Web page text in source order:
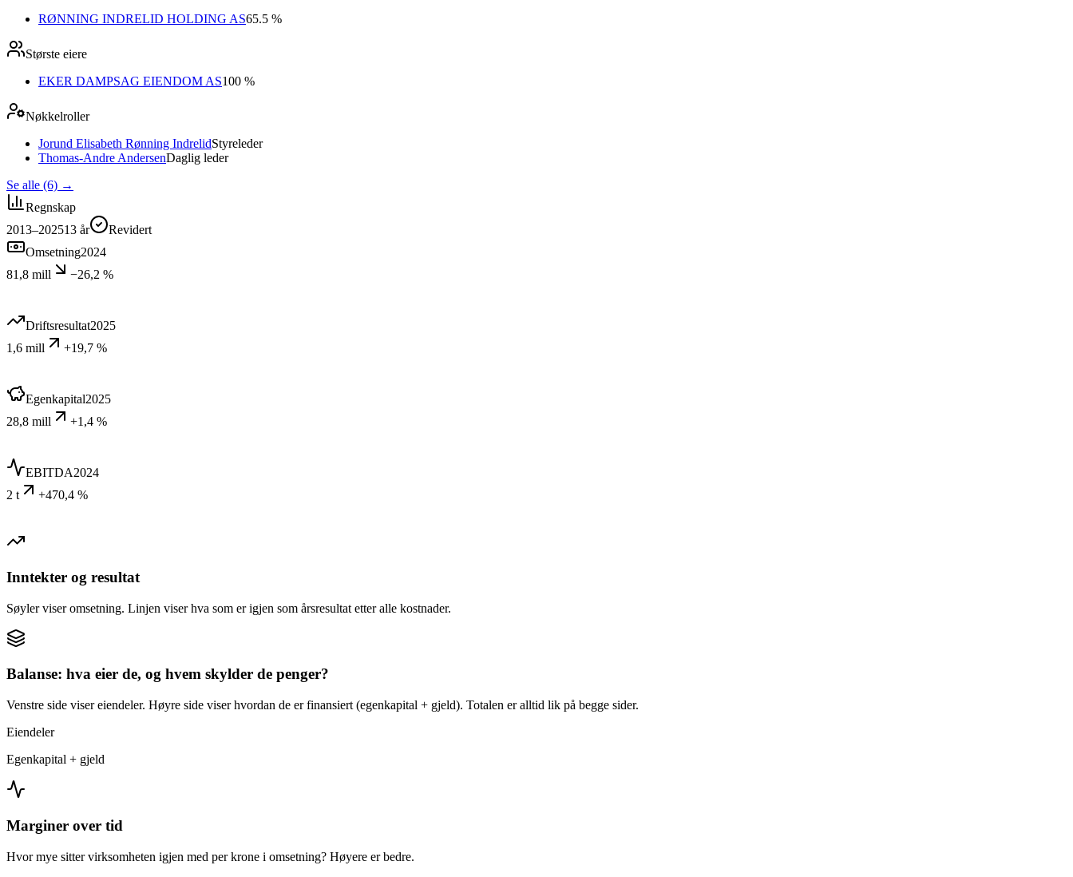
RØNNING INDRELID HOLDING AS65.5 %
Største eiere
EKER DAMPSAG EIENDOM AS100 %
Nøkkelroller
Jorund Elisabeth Rønning IndrelidStyreleder
Thomas-Andre AndersenDaglig leder
Se alle (6) →
Regnskap
2013–202513 år
Revidert
Omsetning2024
81,8 mill
−26,2 %
Driftsresultat2025
1,6 mill
+19,7 %
Egenkapital2025
28,8 mill
+1,4 %
EBITDA2024
2 t
+470,4 %
Inntekter og resultat
Søyler viser omsetning. Linjen viser hva som er igjen som årsresultat etter alle kostnader.
Balanse: hva eier de, og hvem skylder de penger?
Venstre side viser eiendeler. Høyre side viser hvordan de er finansiert (egenkapital + gjeld). Totalen er alltid lik på begge sider.
Eiendeler
Egenkapital + gjeld
Marginer over tid
Hvor mye sitter virksomheten igjen med per krone i omsetning? Høyere er bedre.